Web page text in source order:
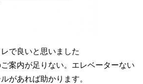
で良いと思いました
案内が足りない。エレベーターない
があれば助かります。